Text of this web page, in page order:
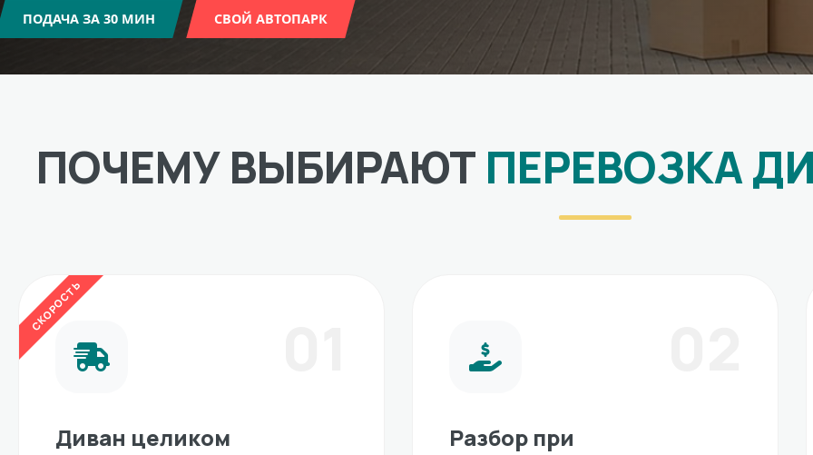
ПОДАЧА ЗА 30 МИН СВОЙ АВТОПАРК
ПОЧЕМУ ВЫБИРАЮТ ПЕРЕВОЗКА
СКОРОСТЬ
Диван целиком
Разбор при